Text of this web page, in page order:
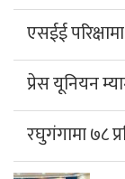
एसईई
प्रेस यूनियन
रघुगंगामा ७८